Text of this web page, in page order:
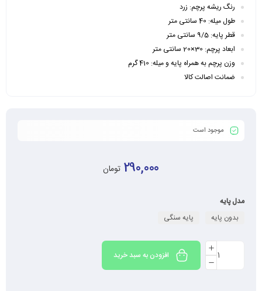
رنگ ریشه پرچم: زرد
طول میله: 40 سانتی متر
قطر پایه: 9/5 سانتی متر
ابعاد پرچم: 30×20 سانتی متر
وزن پرچم به همراه پایه و میله: 410 گرم
ضمانت اصالت کالا
موجود است
290,000 تومان
مدل پایه
بدون پایه
پایه سنگی
افزودن به سبد خرید